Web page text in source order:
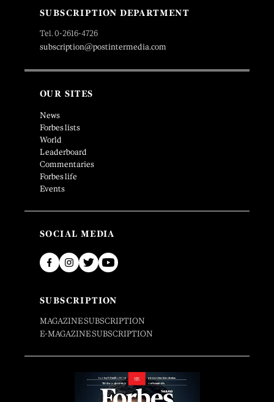
SUBSCRIPTION DEPARTMENT
Tel. 0-2616-4726
subscription@postintermedia.com
OUR SITES
News
Forbes lists
World
Leaderboard
Commentaries
Forbes life
Events
SOCIAL MEDIA
SUBSCRIPTION
MAGAZINE SUBSCRIPTION
E-MAGAZINE SUBSCRIPTION